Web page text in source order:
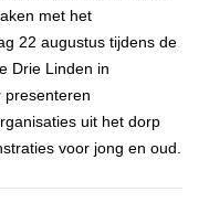
met het
22 augustus tijdens de
Drie Linden in
presenteren
uit het dorp
voor jong en oud.